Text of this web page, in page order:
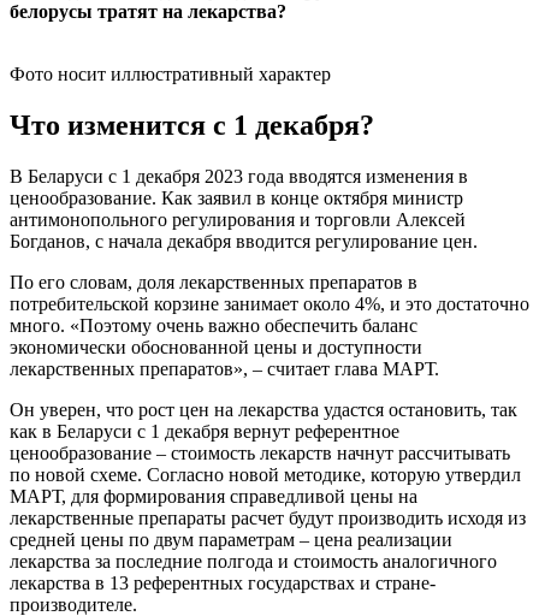
Фото носит иллюстративный характер
Что изменится с 1 декабря?
В Беларуси с 1 декабря 2023 года вводятся изменения в
ценообразование. Как заявил в конце октября министр
антимонопольного регулирования и торговли Алексей
Богданов, с начала декабря вводится регулирование цен.
По его словам, доля лекарственных препаратов в
потребительской корзине занимает около 4%, и это достаточно
много. «Поэтому очень важно обеспечить баланс
экономически обоснованной цены и доступности
лекарственных препаратов», – считает глава МАРТ.
Он уверен, что рост цен на лекарства удастся остановить, так
как в Беларуси с 1 декабря вернут референтное
ценообразование – стоимость лекарств начнут рассчитывать
по новой схеме. Согласно новой методике, которую утвердил
МАРТ, для формирования справедливой цены на
лекарственные препараты расчет будут производить исходя из
средней цены по двум параметрам – цена реализации
лекарства за последние полгода и стоимость аналогичного
лекарства в 13 референтных государствах и стране-
производителе.